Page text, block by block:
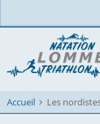
au
principal
Accueil Les